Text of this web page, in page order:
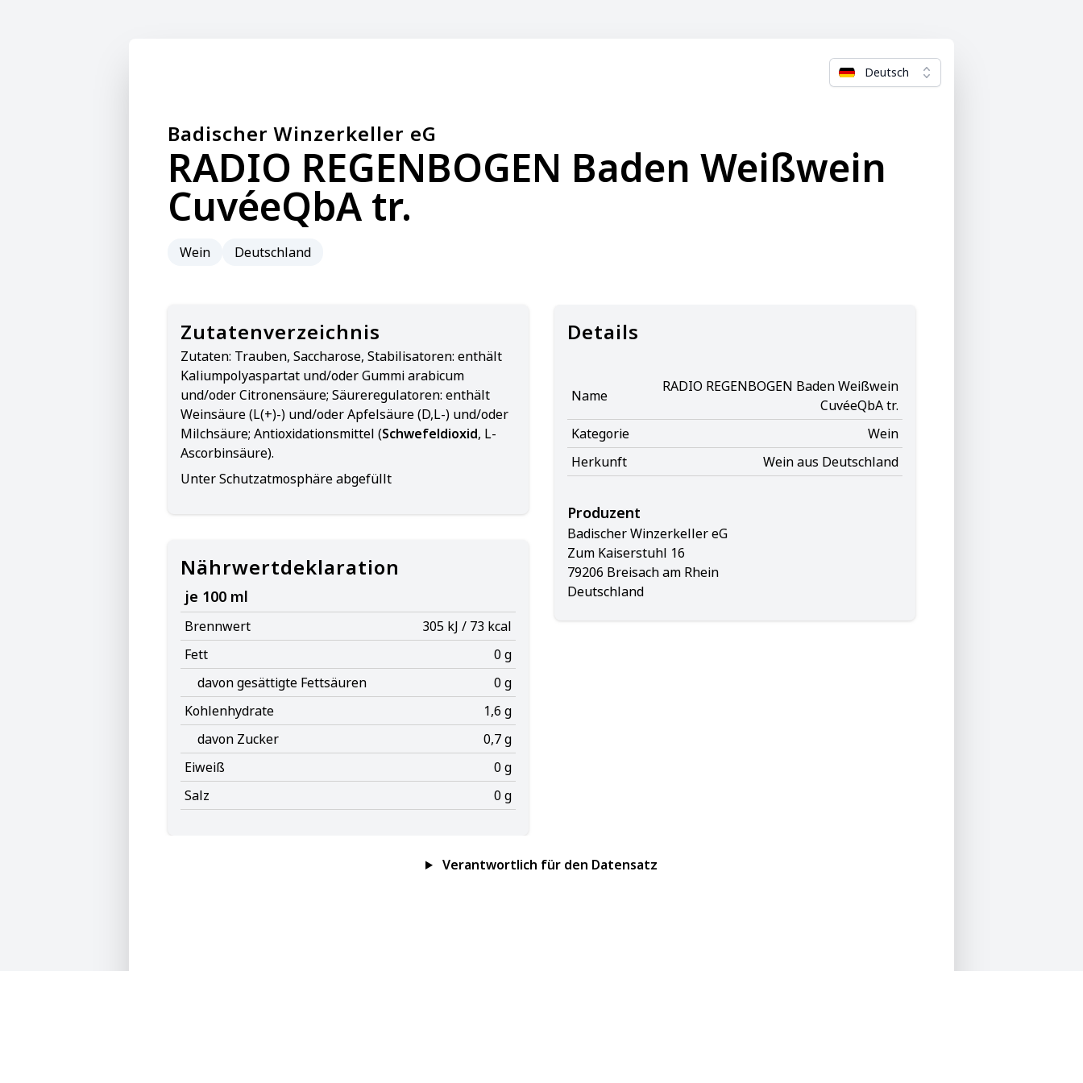
Deutsch
Badischer Winzerkeller eG
RADIO REGENBOGEN Baden Weißwein
CuvéeQbA tr.
Wein Deutschland
Zutatenverzeichnis
Zutaten: Trauben, Saccharose, Stabilisatoren: enthält
Kaliumpolyaspartat und/oder Gummi arabicum
und/oder Citronensäure; Säureregulatoren: enthält
Weinsäure (L(+)-) und/oder Apfelsäure (D,L-) und/oder
Milchsäure; Antioxidationsmittel (Schwefeldioxid, L-
Ascorbinsäure).
Unter Schutzatmosphäre abgefüllt
Nährwertdeklaration
je 100 ml
Brennwert
305 kJ / 73 kcal
Fett
0 g
davon gesättigte Fettsäuren
0 g
Kohlenhydrate
1,6 g
davon Zucker
0,7 g
Eiweiß
0 g
Salz
0 g
Details
Name
RADIO REGENBOGEN Baden Weißwein
CuvéeQbA tr.
Kategorie
Wein
Herkunft
Wein aus Deutschland
Produzent
Badischer Winzerkeller eG
Zum Kaiserstuhl 16
79206 Breisach am Rhein
Deutschland
Verantwortlich für den Datensatz